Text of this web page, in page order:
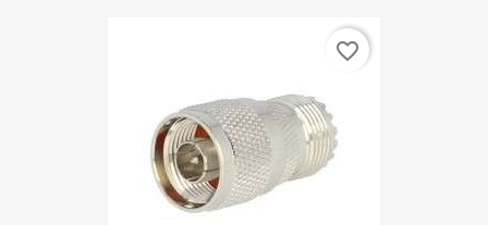
favorite_border